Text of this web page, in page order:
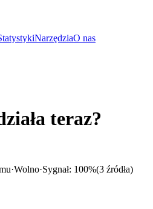
NarzędziaO nas
teraz?
·Wolno·Sygnał: 100%(3 źródła)